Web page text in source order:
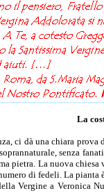
La
ci dà una chiara
senza
pietra. La nuova
di fedeli. La
Vergine a Veronica